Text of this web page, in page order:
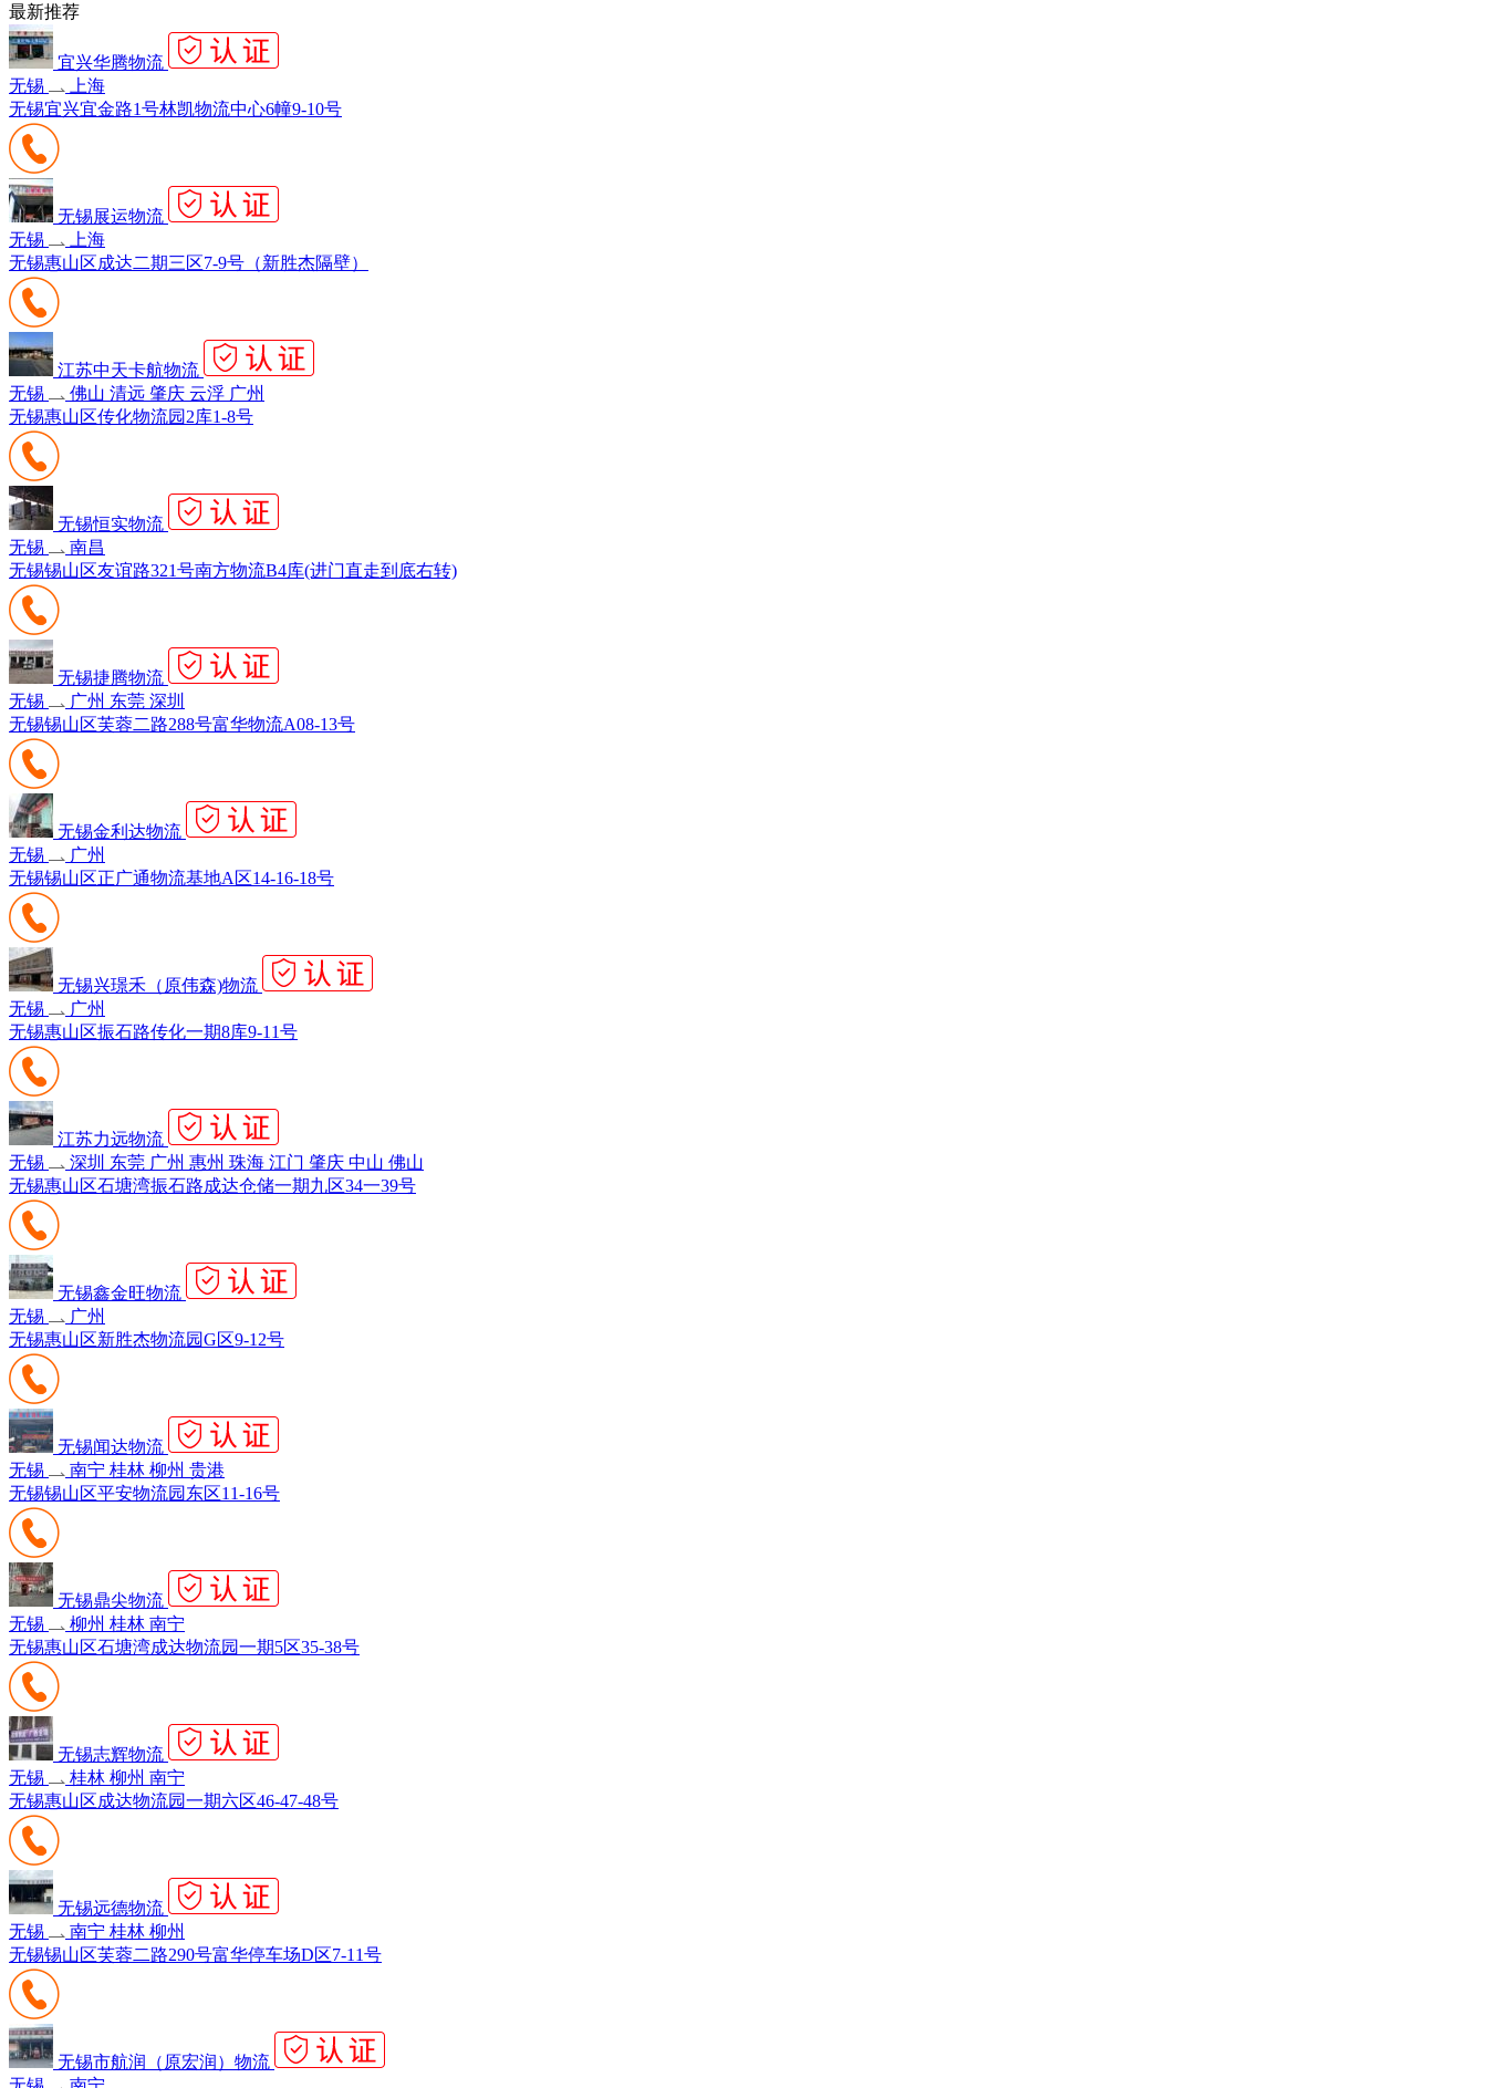
最新推荐
宜兴华腾物流
无锡
上海
无锡宜兴宜金路1号林凯物流中心6幢9-10号
无锡展运物流
无锡
上海
无锡惠山区成达二期三区7-9号（新胜杰隔壁）
江苏中天卡航物流
无锡
佛山 清远 肇庆 云浮 广州
无锡惠山区传化物流园2库1-8号
无锡恒实物流
无锡
南昌
无锡锡山区友谊路321号南方物流B4库(进门直走到底右转)
无锡捷腾物流
无锡
广州 东莞 深圳
无锡锡山区芙蓉二路288号富华物流A08-13号
无锡金利达物流
无锡
广州
无锡锡山区正广通物流基地A区14-16-18号
无锡兴璟禾（原伟森)物流
无锡
广州
无锡惠山区振石路传化一期8库9-11号
江苏力远物流
无锡
深圳 东莞 广州 惠州 珠海 江门 肇庆 中山 佛山
无锡惠山区石塘湾振石路成达仓储一期九区34一39号
无锡鑫金旺物流
无锡
广州
无锡惠山区新胜杰物流园G区9-12号
无锡闻达物流
无锡
南宁 桂林 柳州 贵港
无锡锡山区平安物流园东区11-16号
无锡鼎尖物流
无锡
柳州 桂林 南宁
无锡惠山区石塘湾成达物流园一期5区35-38号
无锡志辉物流
无锡
桂林 柳州 南宁
无锡惠山区成达物流园一期六区46-47-48号
无锡远德物流
无锡
南宁 桂林 柳州
无锡锡山区芙蓉二路290号富华停车场D区7-11号
无锡市航润（原宏润）物流